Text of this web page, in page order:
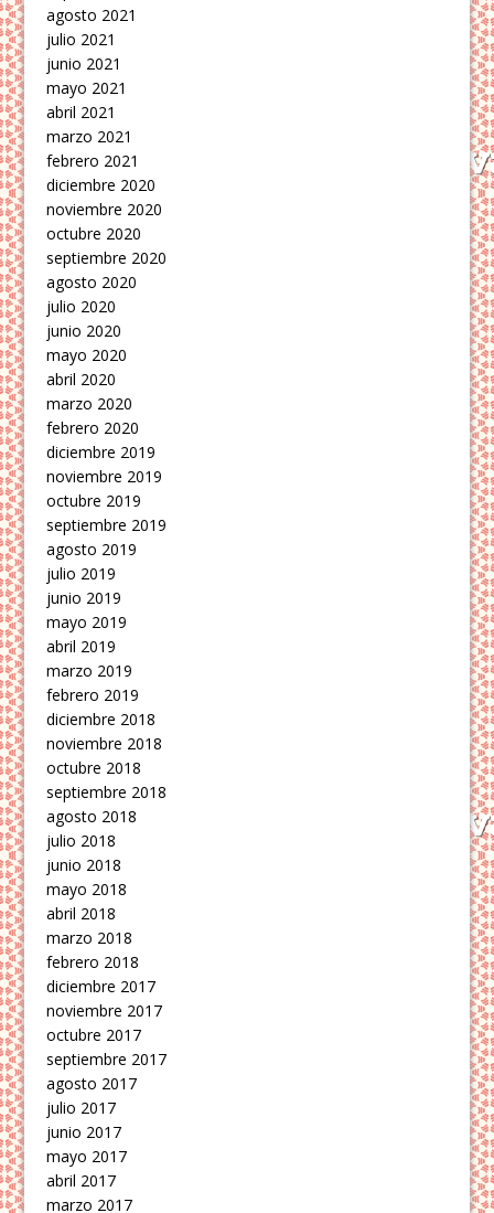
agosto 2021
julio 2021
junio 2021
mayo 2021
abril 2021
marzo 2021
febrero 2021
diciembre 2020
noviembre 2020
octubre 2020
septiembre 2020
agosto 2020
julio 2020
junio 2020
mayo 2020
abril 2020
marzo 2020
febrero 2020
diciembre 2019
noviembre 2019
octubre 2019
septiembre 2019
agosto 2019
julio 2019
junio 2019
mayo 2019
abril 2019
marzo 2019
febrero 2019
diciembre 2018
noviembre 2018
octubre 2018
septiembre 2018
agosto 2018
julio 2018
junio 2018
mayo 2018
abril 2018
marzo 2018
febrero 2018
diciembre 2017
noviembre 2017
octubre 2017
septiembre 2017
agosto 2017
julio 2017
junio 2017
mayo 2017
abril 2017
marzo 2017